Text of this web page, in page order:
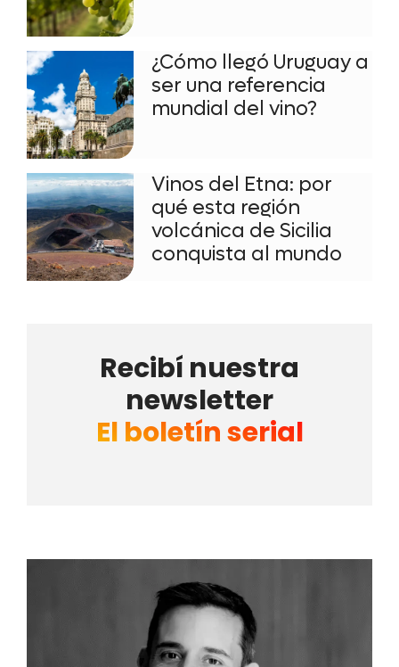
¿Cómo llegó Uruguay a
ser una referencia
mundial del vino?
Vinos del Etna: por
qué esta región
volcánica de Sicilia
conquista al mundo
Recibí nuestra
newsletter
El boletín serial